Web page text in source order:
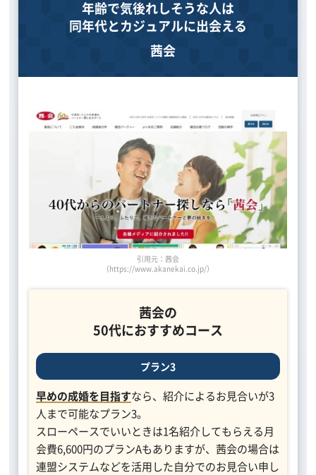
年齢で気後れしそうな人は
同年代とカジュアルに出会える
茜会
引用元：茜会
（https://www.akanekai.co.jp/）
茜会の
50代におすすめコース
プラン3
早めの成婚を目指すなら、紹介によるお見合いが3
人まで可能なプラン3。
スローペースでいいときは1名紹介してもらえる月
会費6,600円のプランAもありますが、茜会の場合は
連盟システムなどを活用した自分でのお見合い申し